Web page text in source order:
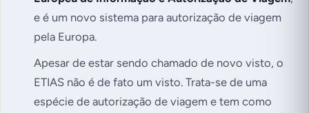
e é um novo sistema para autorização de viagem
pela Europa.
Apesar de estar sendo chamado de novo visto, o
ETIAS não é de fato um visto. Trata-se de uma
espécie de autorização de viagem e tem como